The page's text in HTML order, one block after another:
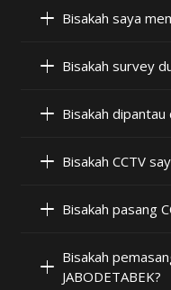
Bisakah saya
Bisakah survey
Bisakah
Bisakah CCTV
Bisakah pasang
Bisakah
JABODETABEK?